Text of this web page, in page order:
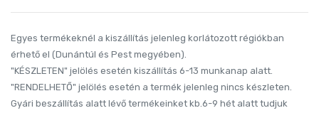
Egyes termékeknél a kiszállítás jelenleg korlátozott régiókban
érhető el (Dunántúl és Pest megyében).
"KÉSZLETEN" jelölés esetén kiszállítás 6-13 munkanap alatt.
"RENDELHETŐ" jelölés esetén a termék jelenleg nincs készleten.
Gyári beszállítás alatt lévő termékeinket kb.6-9 hét alatt tudjuk